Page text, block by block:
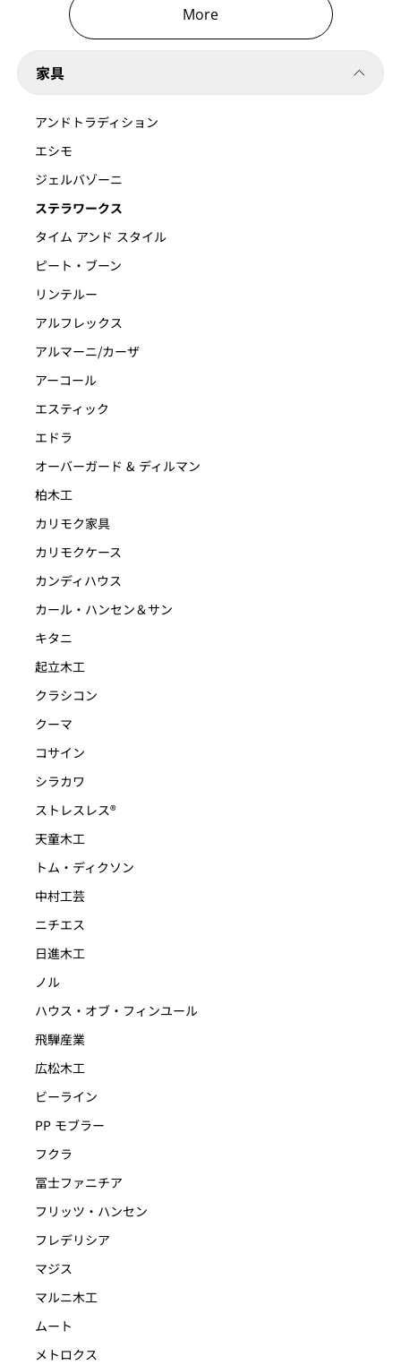
More
家具
アンドトラディション
エシモ
ジェルバゾーニ
ステラワークス
タイム アンド スタイル
ピート・ブーン
リンテルー
アルフレックス
アルマーニ/カーザ
アーコール
エスティック
エドラ
オーバーガード & ディルマン
柏木工
カリモク家具
カリモクケース
カンディハウス
カール・ハンセン＆サン
キタニ
起立木工
クラシコン
クーマ
コサイン
シラカワ
ストレスレス®
天童木工
トム・ディクソン
中村工芸
ニチエス
日進木工
ノル
ハウス・オブ・フィンユール
飛騨産業
広松木工
ビーライン
PP モブラー
フクラ
冨士ファニチア
フリッツ・ハンセン
フレデリシア
マジス
マルニ木工
ムート
メトロクス